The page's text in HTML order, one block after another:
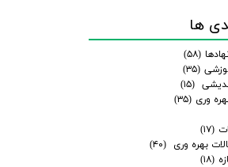
ها
(۵۸)
(۳۵)
(۱۵)
وری (۳۵)
(۱۷)
بهره وری
(۴۰)
(۱۸)